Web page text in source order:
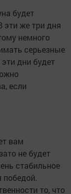
будет
эти же три дня
немного
серьезные
дни будет
если
вам
не будет
стабильное
победой.
то, что